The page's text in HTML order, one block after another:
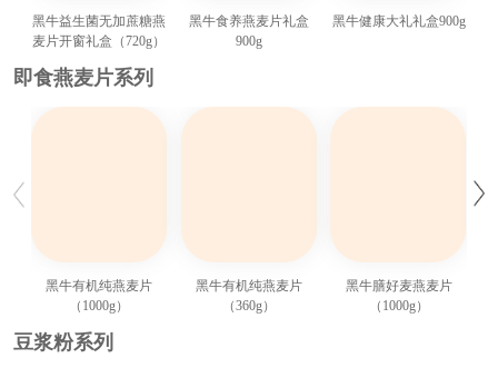
黑牛益生菌无加蔗糖燕
麦片开窗礼盒（720g）
黑牛食养燕麦片礼盒
900g
黑牛健康大礼礼盒900g
即食燕麦片系列
黑牛有机纯燕麦片
（1000g）
黑牛有机纯燕麦片
（360g）
黑牛膳好麦燕麦片
（1000g）
豆浆粉系列